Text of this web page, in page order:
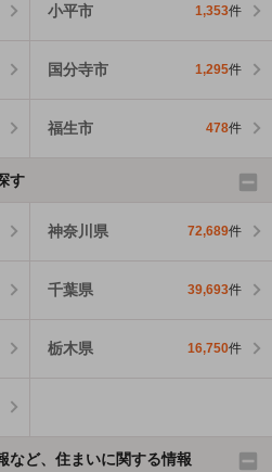
小平市 1,353件
国分寺市 1,295件
福生市 478件
す
神奈川県 72,689件
千葉県 39,693件
栃木県 16,750件
など、住まいに関する情報